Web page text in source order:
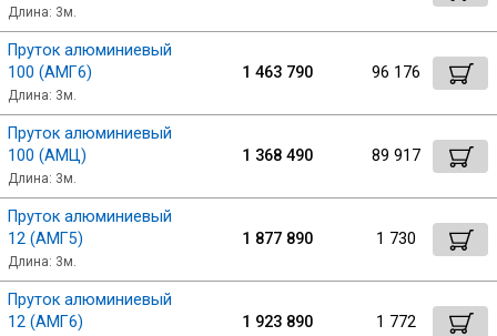
Длина: 3м.
Пруток алюминиевый
100 (АМГ6)
Длина: 3м.
1 463 790 96 176
Пруток алюминиевый
100 (АМЦ)
Длина: 3м.
1 368 490 89 917
Пруток алюминиевый
12 (АМГ5)
Длина: 3м.
1 877 890 1 730
Пруток алюминиевый
12 (АМГ6)
1 923 890 1 772